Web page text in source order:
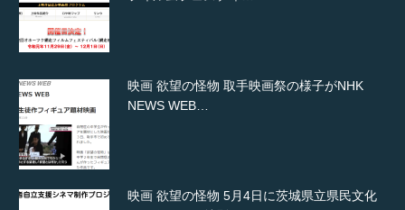
映画 欲望の怪物 取手映画祭の様子がNHK
NEWS WEB…
映画 欲望の怪物 5月4日に茨城県立県民文化